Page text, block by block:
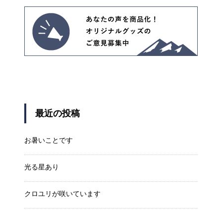
最近の投稿
お暑いことです
光る星あり
クロユリが咲いています